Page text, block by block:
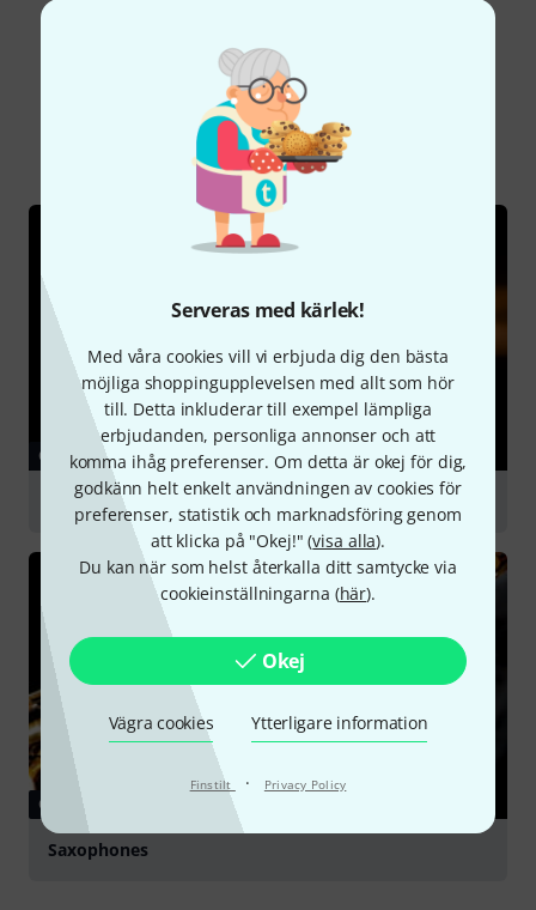
Serveras med kärlek!
Med våra cookies vill vi erbjuda dig den bästa
möjliga shoppingupplevelsen med allt som hör
till. Detta inkluderar till exempel lämpliga
erbjudanden, personliga annonser och att
komma ihåg preferenser. Om detta är okej för dig,
godkänn helt enkelt användningen av cookies för
preferenser, statistik och marknadsföring genom
att klicka på "Okej!" (visa alla).
Du kan när som helst återkalla ditt samtycke via
cookieinställningarna (här).
Okej
Vägra cookies Ytterligare information
Finstilt · Privacy Policy
Visste du?
Alla Onlineguide
GUIDE
Mouthpieces for woodwind instruments
GUIDE
Saxophones